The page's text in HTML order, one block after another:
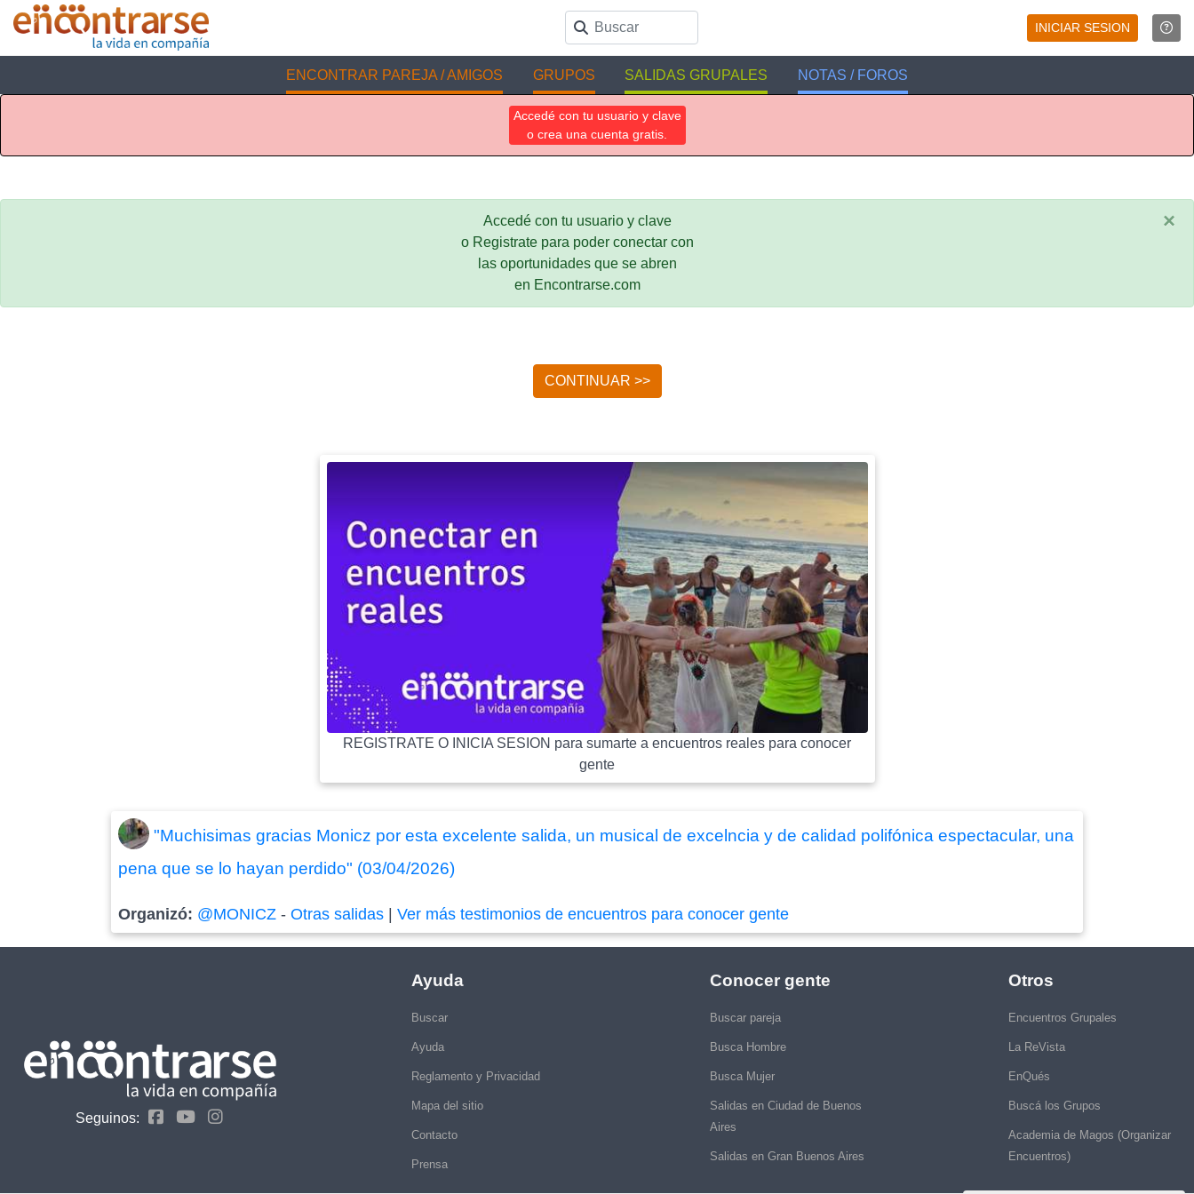
INICIAR SESION
ENCONTRAR PAREJA / AMIGOS GRUPOS SALIDAS GRUPALES NOTAS / FOROS
Accedé con tu usuario y clave
o crea una cuenta gratis.
Accedé con tu usuario y clave
o Registrate para poder conectar con
las oportunidades que se abren
en Encontrarse.com
×
CONTINUAR >>
REGISTRATE O INICIA SESION para sumarte a encuentros reales para conocer
gente
"Muchisimas gracias Monicz por esta excelente salida, un musical de excelncia y de calidad polifónica espectacular, una
pena que se lo hayan perdido" (03/04/2026)
Organizó: @MONICZ -Otras salidas |Ver más testimonios de encuentros para conocer gente
Seguinos:
Ayuda
Buscar
Ayuda
Reglamento y Privacidad
Mapa del sitio
Contacto
Prensa
Conocer gente
Buscar pareja
Busca Hombre
Busca Mujer
Salidas en Ciudad de Buenos
Aires
Salidas en Gran Buenos Aires
Otros
Encuentros Grupales
La ReVista
EnQués
Buscá los Grupos
Academia de Magos (Organizar
Encuentros)